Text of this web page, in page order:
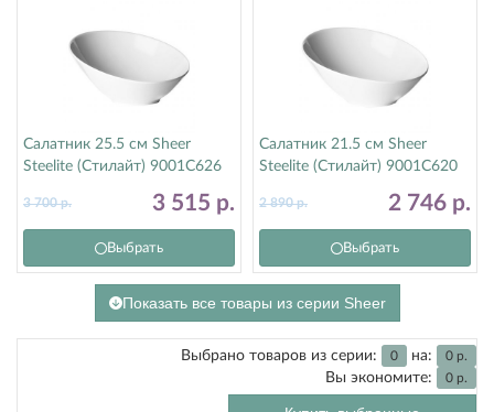
Салатник 25.5 см Sheer
Steelite (Стилайт) 9001C626
3 515 р.
3 700р.
Выбрать
Салатник 21.5 см Sheer
Steelite (Стилайт) 9001C620
2 746 р.
2 890р.
Выбрать
Показать все товары из серии Sheer
Выбрано товаров из серии: 0 на: 0 р.
Вы экономите: 0 р.